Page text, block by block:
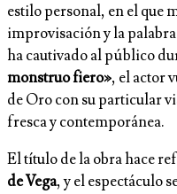
estilo personal, en el que
improvisación y la
ha cautivado al público
monstruo fiero», el actor
de Oro con su particular
fresca y contemporánea.
El título de la obra hace
de Vega, y el espectáculo